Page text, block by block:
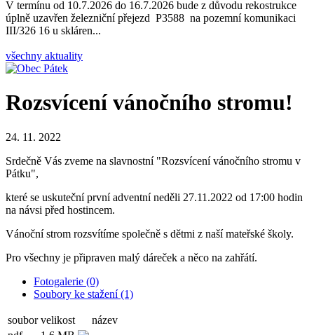
V termínu od 10.7.2026 do 16.7.2026 bude z důvodu rekostrukce
úplně uzavřen železniční přejezd P3588 na pozemní komunikaci
III/326 16 u skláren...
všechny aktuality
Rozsvícení vánočního stromu!
24. 11. 2022
Srdečně Vás zveme na slavnostní "Rozsvícení vánočního stromu v
Pátku",
které se uskuteční první adventní neděli 27.11.2022 od 17:00 hodin
na návsi před hostincem.
Vánoční strom rozsvítíme společně s dětmi z naší mateřské školy.
Pro všechny je připraven malý dáreček a něco na zahřátí.
Fotogalerie (0)
Soubory ke stažení (1)
soubor velikost
název